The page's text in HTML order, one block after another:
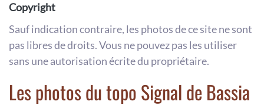
Copyright
Sauf indication contraire, les photos de ce site ne sont
pas libres de droits. Vous ne pouvez pas les utiliser
sans une autorisation écrite du propriétaire.
Les photos du topo Signal de Bassia